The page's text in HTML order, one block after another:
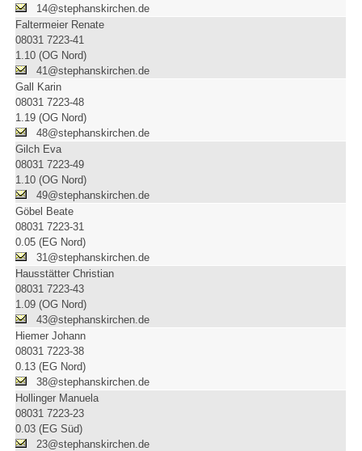
14@stephanskirchen.de
Faltermeier Renate
08031 7223-41
1.10 (OG Nord)
41@stephanskirchen.de
Gall Karin
08031 7223-48
1.19 (OG Nord)
48@stephanskirchen.de
Gilch Eva
08031 7223-49
1.10 (OG Nord)
49@stephanskirchen.de
Göbel Beate
08031 7223-31
0.05 (EG Nord)
31@stephanskirchen.de
Hausstätter Christian
08031 7223-43
1.09 (OG Nord)
43@stephanskirchen.de
Hiemer Johann
08031 7223-38
0.13 (EG Nord)
38@stephanskirchen.de
Hollinger Manuela
08031 7223-23
0.03 (EG Süd)
23@stephanskirchen.de